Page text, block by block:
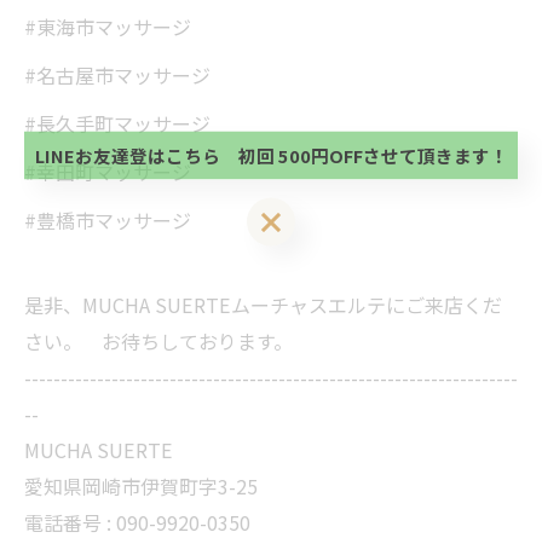
#東海市マッサージ
#名古屋市マッサージ
#長久手町マッサージ
#幸田町マッサージ
#豊橋市マッサージ
是非、MUCHA SUERTEムーチャスエルテにご来店くだ
さい。 お待ちしております。
--------------------------------------------------------------------
--
MUCHA SUERTE
愛知県岡崎市伊賀町字3-25
電話番号 : 090-9920-0350
初回 500円OFFさせて頂きます。 既に 追加済の
方、不必要な方 お手数ですが、✖印でお閉じ下さ
い。
LINEお友達登はこちら 初回 500円OFFさせて頂きます！
当サロンの公式LINE@にお友達登録頂いたお客様は
初回 500円OFFさせて頂きます。 既に 追加済の
方、不必要な方 お手数ですが、✖印でお閉じ下さ
い。
LINEお友達登はこちら 初回 500円OFFさせて頂きます！